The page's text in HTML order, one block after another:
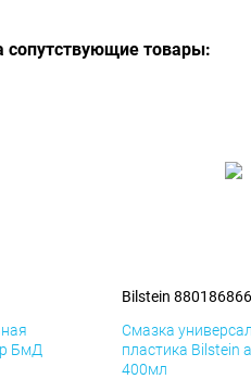
сопутствующие товары:
БмД
Bilstein 880186866
Смазка
пластика Bilstein
400мл